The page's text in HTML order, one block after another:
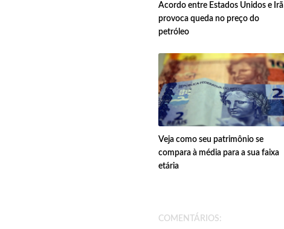
Acordo entre Estados Unidos e Irã
provoca queda no preço do
petróleo
Veja como seu patrimônio se
compara à média para a sua faixa
etária
COMENTÁRIOS: